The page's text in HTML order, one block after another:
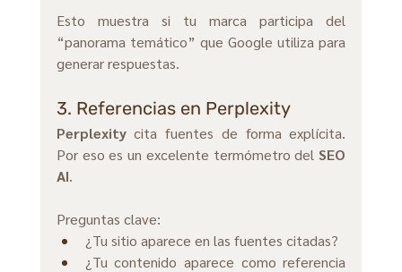
Esto muestra si tu marca participa del
“panorama temático” que Google utiliza para
generar respuestas.
3. Referencias en Perplexity
Perplexity cita fuentes de forma explícita.
Por eso es un excelente termómetro del SEO
AI.
Preguntas clave:
¿Tu sitio aparece en las fuentes citadas?
¿Tu contenido aparece como referencia